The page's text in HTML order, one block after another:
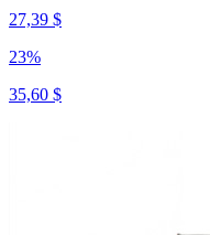
27,39 $
23%
35,60 $